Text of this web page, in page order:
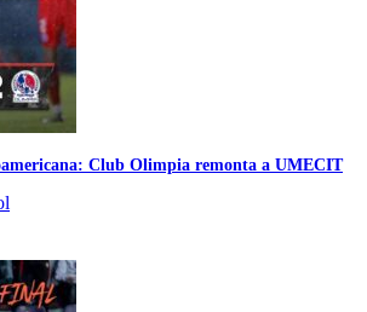
Club Olimpia remonta a UMECIT